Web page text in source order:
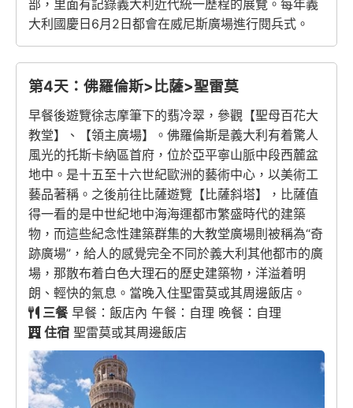
部，里面有記錄義大利近代統一歷程的展覽。每年義
大利國慶日6月2日都會在威尼斯廣場進行閱兵式。
第4天：佛羅倫斯>比薩>聖雷莫
早餐後遊覽徐志摩筆下的翡冷翠，參觀【聖母百花大
教堂】、【領主廣場】。佛羅倫斯是義大利有着驚人
風光的托斯卡納區首府，位於亞平寧山脈中段西麓盆
地中。是十五至十六世紀歐洲的藝術中心，以美術工
藝品著稱。之後前往比薩遊覽【比薩斜塔】，比薩值
得一看的是中世紀地中海海運都市繁盛時代的建築
物，而這些紀念性建築群集的大教堂廣場則被稱為“奇
跡廣場”，給人的感覺完全不同於義大利其他都市的廣
場，那散布着白色大理石的歷史建築物，洋溢着明
朗、輕快的氣息。當晚入住聖雷莫或其周邊飯店。
三餐早餐：飯店內 午餐：自理 晚餐：自理
住宿 聖雷莫或其周邊飯店